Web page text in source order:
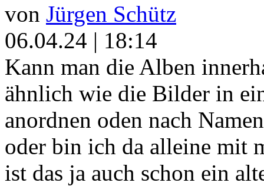
von Jürgen Schütz
06.04.24 | 18:14
Kann man die Alben
ähnlich wie die Bilder in
anordnen oden nach
oder bin ich da alleine mit
ist das ja auch schon ein